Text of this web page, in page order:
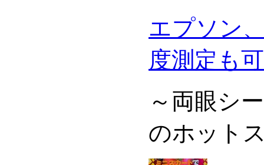
エプソン
度測定も
～両眼シ
のホット